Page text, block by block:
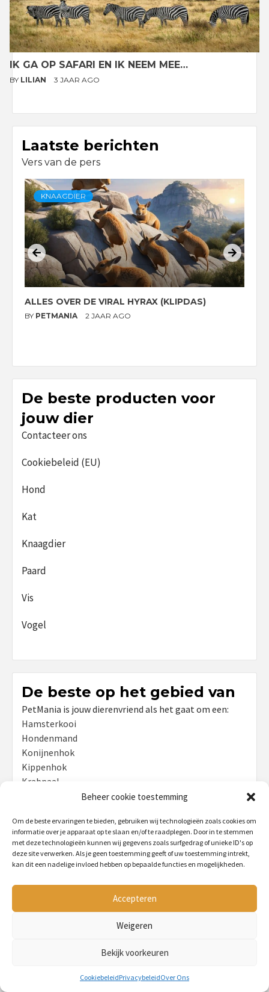
Beheer cookie toestemming
Om de beste ervaringen te bieden, gebruiken wij technologieën zoals cookies om
informatie over je apparaat op te slaan en/of te raadplegen. Door in te stemmen
met deze technologieën kunnen wij gegevens zoals surfgedrag of unieke ID's op
deze site verwerken. Als je geen toestemming geeft of uw toestemming intrekt,
kan dit een nadelige invloed hebben op bepaalde functies en mogelijkheden.
Accepteren
Weigeren
Bekijk voorkeuren
CookiebeleidPrivacybeleidOver Ons
IK GA OP SAFARI EN IK NEEM MEE…
BY LILIAN 3 JAAR AGO
Laatste berichten
Vers van de pers
KNAAGDIER
ALLES OVER DE VIRAL HYRAX (KLIPDAS)
BY PETMANIA 2 JAAR AGO
De beste producten voor
jouw dier
Contacteer ons
Cookiebeleid (EU)
Hond
Kat
Knaagdier
Paard
Vis
Vogel
De beste op het gebied van
PetMania is jouw dierenvriend als het gaat om een:
Hamsterkooi
Hondenmand
Konijnenhok
Kippenhok
Krabpaal
Belangrijke Pagina's
Home